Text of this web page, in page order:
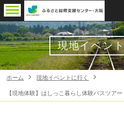
現地イベン
ホーム 現地イベントに行く
【現地体験】はしっこ暮らし体験バスツアー